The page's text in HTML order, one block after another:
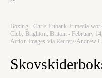
Boxing - Chris Eubank Jr media
Club, Brighton, Britain - February
Action Images via Reuters/Andrew